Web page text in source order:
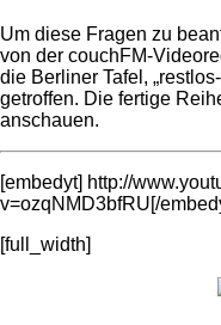
Um diese Fragen zu
von der couchFM-
die Berliner Tafel,
getroffen. Die fertige
anschauen.
[embedyt] http://
v=ozqNMD3bfRU[/
[full_width]